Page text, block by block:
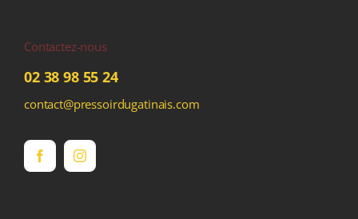
Contactez-nous
02 38 98 55 24
contact@pressoirdugatinais.com